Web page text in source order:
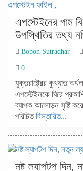
এপস্টেইনের পাম
উপস্থিতির তথ্য
Bobon Sutradhar
0
যুক্তরাষ্ট্রের কুখ্যাত
এপস্টেইনকে ঘিরে
ব্যাপক আলোড়ন সৃষ্টি
পরিচিতবিস্তারিত...
নষ্ট ল্যাপটপ দিন,